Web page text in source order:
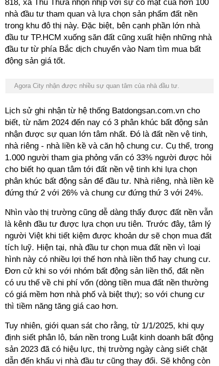
818, xã Thủ Thừa nhộn nhịp với sự có mặt của hơn 100
nhà đầu tư tham quan và lựa chọn sản phẩm đất nền
trong khu đô thị này. Đặc biệt, bên cạnh phần lớn nhà
đầu tư TP.HCM xuống săn đất cũng xuất hiện những nhà
đầu tư từ phía Bắc dịch chuyển vào Nam tìm mua bất
động sản giá tốt.
Agora City nhận được nhiều sự quan tâm của nhà đầu tư.
Lịch sử ghi nhận từ hệ thống Batdongsan.com.vn cho
biết, từ năm 2024 đến nay có 3 phân khúc bất động sản
nhận được sự quan lớn tâm nhất. Đó là đất nền vệ tinh,
nhà riêng - nhà liền kề và căn hộ chung cư. Cụ thể, trong
1.000 người tham gia phỏng vấn có 33% người được hỏi
cho biết họ quan tâm tới đất nền vệ tinh khi lựa chọn
phân khúc bất động sản để đầu tư. Nhà riêng, nhà liền kề
đứng thứ 2 với 26% và chung cư đứng thứ 3 với 24%.
Nhìn vào thị trường cũng dễ dàng thấy được đất nền vẫn
là kênh đầu tư được lựa chọn ưu tiên. Trước đây, tâm lý
người Việt khi tiết kiệm được khoản dư sẽ chọn mua đất
tích luỹ. Hiện tại, nhà đầu tư chọn mua đất nền vì loại
hình này có nhiều lợi thế hơn nhà liền thổ hay chung cư.
Đơn cử khi so với nhóm bất động sản liền thổ, đất nền
có ưu thế về chi phí vốn (dòng tiền mua đất nền thường
có giá mềm hơn nhà phố và biệt thự); so với chung cư
thì tiềm năng tăng giá cao hơn.
Tuy nhiên, giới quan sát cho rằng, từ 1/1/2025, khi quy
định siết phân lô, bán nền trong Luật kinh doanh bất động
sản 2023 đã có hiệu lực, thị trường ngày càng siết chặt
dẫn đến khẩu vị nhà đầu tư cũng thay đổi. Sẽ không còn